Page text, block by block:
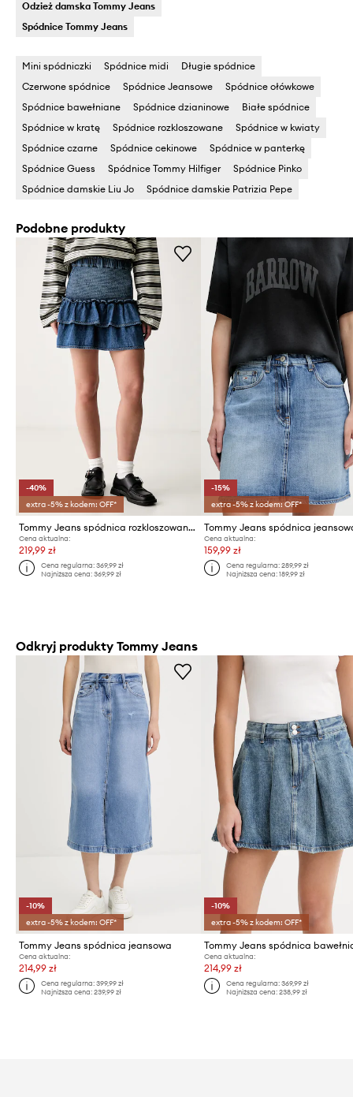
Odzież damska Tommy Jeans
Spódnice Tommy Jeans
Mini spódniczki Spódnice midi
Długie spódnice
Czerwone spódnice
Spódnice Jeansowe
Spódnice ołówkowe
Spódnice bawełniane
Spódnice dzianinowe
Białe spódnice
Spódnice w kratę
Spódnice rozkloszowane
Spódnice w kwiaty
Spódnice czarne
Spódnice cekinowe
Spódnice w panterkę
Spódnice Guess
Spódnice Tommy Hilfiger
Spódnice Pinko
Spódnice damskie Liu Jo
Spódnice damskie Patrizia Pepe
Podobne produkty
-40%
extra -5% z kodem: OFF*
Tommy Jeans spódnica rozkloszowana jeansowa
Cena aktualna:
219,99 zł
Cena regularna:369,99 zł
Najniższa cena:369,99 zł
-15%
extra -5% z kodem: OFF*
Tommy Jeans spódnica
Cena aktualna:
159,99 zł
Cena regularna: 289,99 zł
Najniższa cena: 189,99 zł
Odkryj produkty Tommy Jeans
-10%
extra -5% z kodem: OFF*
Tommy Jeans spódnica jeansowa
Cena aktualna:
214,99 zł
Cena regularna:399,99 zł
Najniższa cena:239,99 zł
-10%
extra -5% z kodem: OFF*
Tommy Jeans spódnica
Cena aktualna:
214,99 zł
Cena regularna: 369,99 zł
Najniższa cena: 238,99 zł